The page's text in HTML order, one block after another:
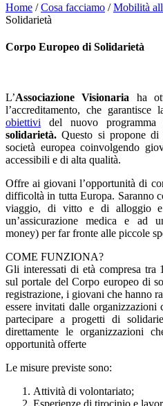
Home /Cosa facciamo /Mobilità
Solidarietà
Corpo Europeo di Solidarietà
L’Associazione Visionaria ha
l’accreditamento, che
obiettivi del nuovo
solidarietà. Questo si propone di
società europea coinvolgendo
accessibili e di alta qualità.
Offre ai giovani l’opportunità di
difficoltà in tutta Europa. Saranno
viaggio, di vitto e di alloggio
un’assicurazione medica e ad
money) per far fronte alle piccole
COME FUNZIONA?
Gli interessati di età compresa tra
sul portale del Corpo europeo di
registrazione, i giovani che hanno
essere invitati dalle organizzazioni
partecipare a progetti di
direttamente le organizzazioni
opportunità offerte
Le misure previste sono:
Attività di volontariato;